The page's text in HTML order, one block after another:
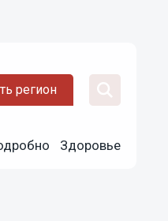
регион
Здоровье